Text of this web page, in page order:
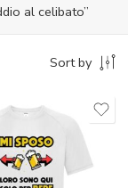
al celibato”
Sort by